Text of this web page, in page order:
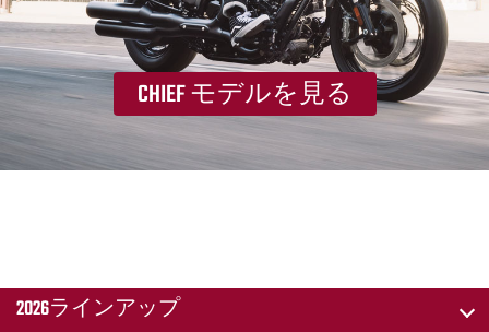
CHIEF モデルを見る
2026ラインアップ